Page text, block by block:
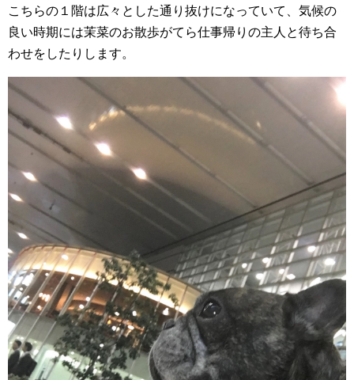
こちらの１階は広々とした通り抜けになっていて、気候の
良い時期には茉菜のお散歩がてら仕事帰りの主人と待ち合
わせをしたりします。